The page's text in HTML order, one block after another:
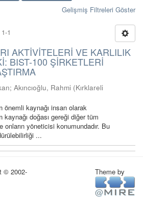
Gelişmiş Filtreleri Göster
1
AKTİVİTELERİ VE KARLILIK
BIST-100 ŞİRKETLERİ
; Akıncıoğlu, Rahmi (Kırklareli
önemli kaynağı insan olarak
doğası gereği diğer tüm
yöneticisi konumundadır. Bu
...
© 2002-
Theme by